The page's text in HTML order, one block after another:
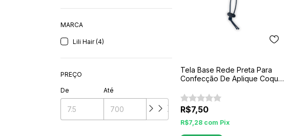
MARCA
Lili Hair (4)
PREÇO
De Até
Tela Base Rede Preta Para
Confecção De Aplique Coque
R$7,50
R$7,28 com Pix